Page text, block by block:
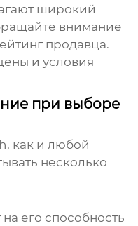
широкий
внимание
продавца.
и условия
при выборе
как и любой
несколько
его способность